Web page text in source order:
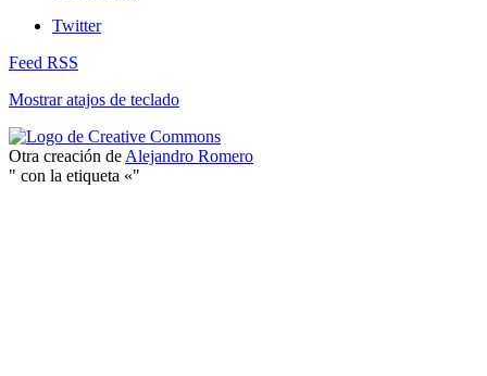
Twitter
Feed RSS
Mostrar atajos de teclado
Otra creación de Alejandro Romero
" con la etiqueta «"